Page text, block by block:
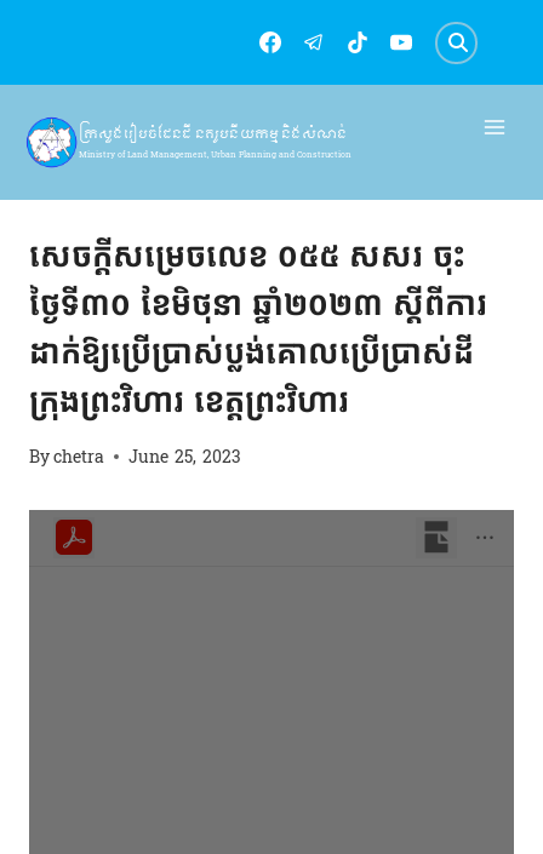
content
ក្រសួងរៀបចំដែនដី នគរូបនីយកម្ម និងសំណង់
Ministry of Land Management, Urban Planning and Construction
សេចក្ដីសម្រេចលេខ ០៥៥ សសរ ចុះ
ថ្ងៃទី៣០ ខែមិថុនា ឆ្នាំ២០២៣ ស្ដីពីការ
ដាក់ឱ្យប្រើប្រាស់ប្លង់គោលប្រើប្រាស់ដី
ក្រុងព្រះវិហារ ខេត្តព្រះវិហារ
Bychetra June 25, 2023